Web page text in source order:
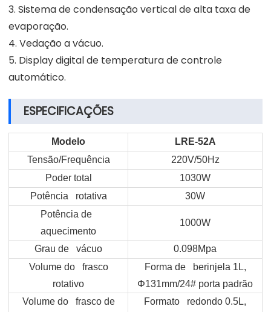
3. Sistema de condensação vertical de alta taxa de
evaporação.
4. Vedação a vácuo.
5. Display digital de temperatura de controle
automático.
ESPECIFICAÇÕES
Modelo
LRE-52A
Tensão/Frequência
220V/50Hz
Poder total
1030W
Potência rotativa
30W
Potência de
aquecimento
1000W
Grau de vácuo
0.098Mpa
Volume do frasco
rotativo
Forma de berinjela 1L,
Φ131mm/24# porta padrão
Volume do frasco de
Formato redondo 0.5L,